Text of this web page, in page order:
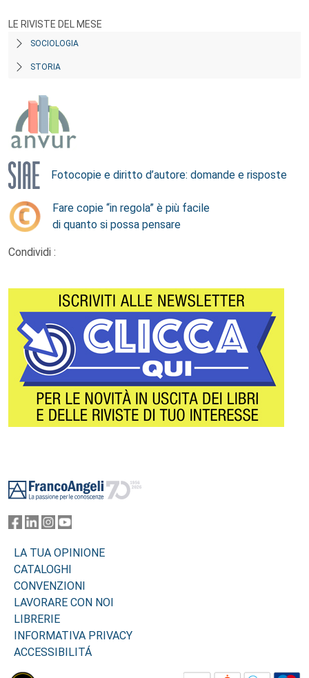
LE RIVISTE DEL MESE
SOCIOLOGIA
STORIA
Fotocopie e diritto d’autore: domande e risposte
Fare copie “in regola” è più facile
di quanto si possa pensare
Condividi :
LA TUA OPINIONE
CATALOGHI
CONVENZIONI
LAVORARE CON NOI
LIBRERIE
INFORMATIVA PRIVACY
ACCESSIBILITÁ